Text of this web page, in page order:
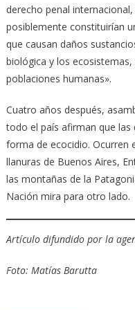
derecho penal
posiblemente constituirían
que causan daños
biológica y los
poblaciones humanas».
Cuatro años después,
todo el país afirman que las
forma de ecocidio. Ocurren
llanuras de Buenos Aires,
las montañas de la
Nación mira para otro lado.
Artículo difundido por la
Foto: Matías Barutta